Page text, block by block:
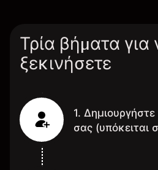
Τρία βήματα για
ξεκινήσετε
1.
σας (υπόκειται